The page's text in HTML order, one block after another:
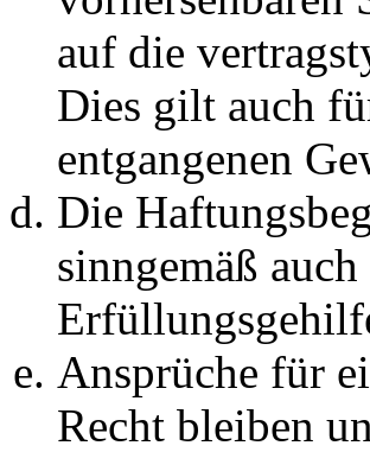
auf die
Dies gilt auch
entgangenen
Die
sinngemäß
Ansprüche für
Recht bleiben